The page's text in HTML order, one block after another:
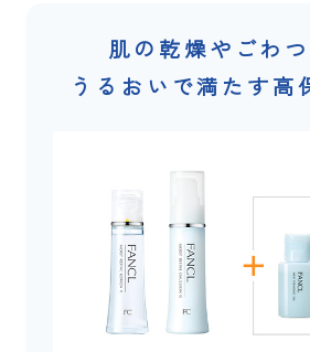
肌の乾燥やごわつ
うるおいで満たす高